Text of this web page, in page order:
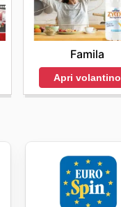
every day.
Famila
Apri volantino